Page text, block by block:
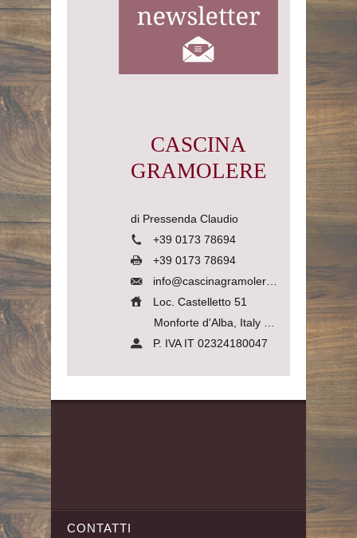
CASCINA
GRAMOLERE
di Pressenda Claudio
+39 0173 78694
+39 0173 78694
info@cascinagramolere.com
Loc. Castelletto 51
Monforte d'Alba, Italy
12065
P. IVA IT 02324180047
CONTATTI